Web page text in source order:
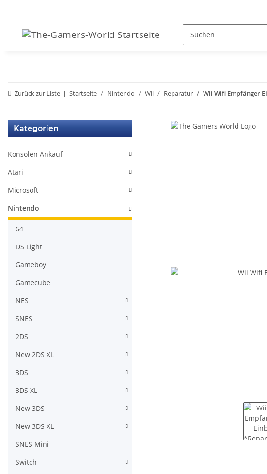
Zurück zur Liste Startseite Nintendo Wii Reparatur Wii Wifi Empfänger
Kategorien
Konsolen Ankauf
Atari
Microsoft
Nintendo
64
DS Light
Gameboy
Gamecube
NES
SNES
2DS
New 2DS XL
3DS
3DS XL
New 3DS
New 3DS XL
SNES Mini
Switch